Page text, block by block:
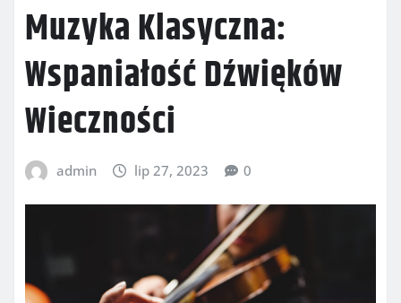
Muzyka Klasyczna:
Wspaniałość Dźwięków
Wieczności
admin lip 27, 2023 0